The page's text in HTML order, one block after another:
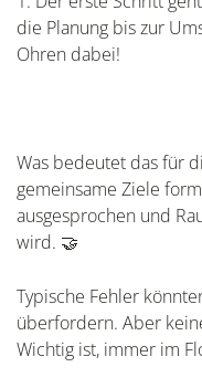
die Planung bis zur
Ohren dabei!
Was bedeutet das für
gemeinsame Ziele
ausgesprochen und
wird. 🤝
Typische Fehler
überfordern. Aber
Wichtig ist, immer im